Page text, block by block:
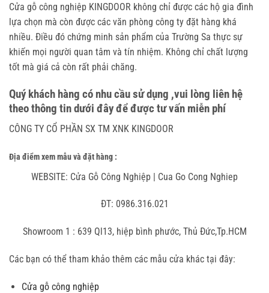
Cửa gỗ công nghiệp KINGDOOR không chỉ được các hộ gia đình
lựa chọn mà còn được các văn phòng công ty đặt hàng khá
nhiều. Điều đó chứng minh sản phẩm của Trường Sa thực sự
khiến mọi người quan tâm và tín nhiệm. Không chỉ chất lượng
tốt mà giá cả còn rất phải chăng.
Quý khách hàng có nhu cầu sử dụng ,vui lòng liên hệ
theo thông tin dưới đây để được tư vấn miễn phí
CÔNG TY CỔ PHẦN SX TM XNK KINGDOOR
Địa điểm xem mẫu và đặt hàng :
WEBSITE: Cửa Gỗ Công Nghiệp | Cua Go Cong Nghiep
ĐT: 0986.316.021
Showroom 1 : 639 Ql13, hiệp bình phước, Thủ Đức,Tp.HCM
Các bạn có thể tham khảo thêm các mẫu cửa khác tại đây:
Cửa gỗ công nghiệp